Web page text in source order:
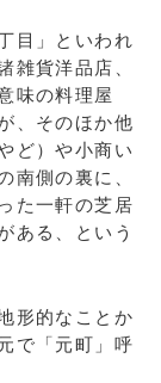
目」といわれ
雑貨洋品店、
味の料理屋
、そのほか他
ど）や小商い
南側の裏に、
た一軒の芝居
ある、という
形的なことか
で「元町」呼